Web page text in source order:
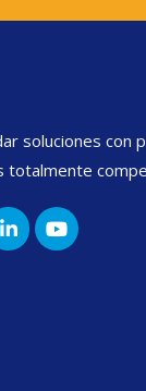
soluciones con
totalmente